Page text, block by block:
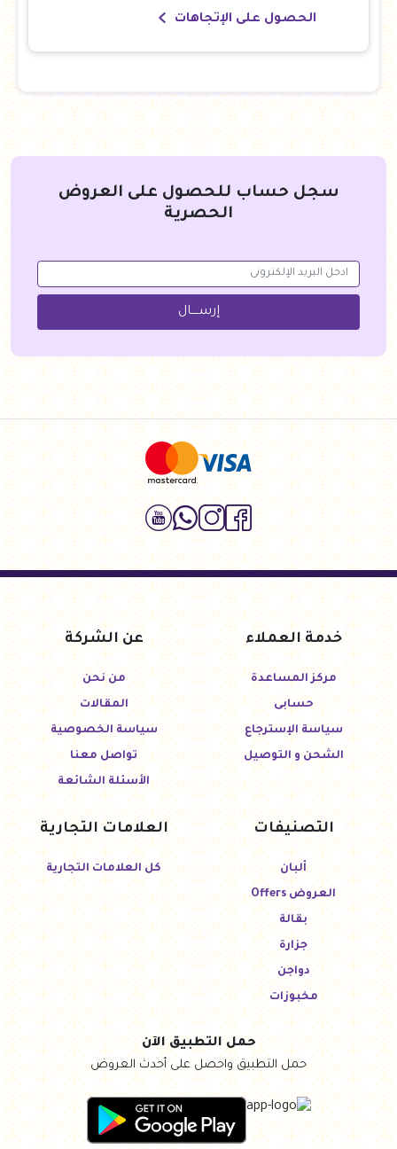
الحصول على الإتجاهات
سجل حساب للحصول على العروض
الحصرية
إرســــال
خدمة العملاء
مركز المساعدة
حسابى
سياسة الإسترجاع
الشحن و التوصيل
عن الشركة
من نحن
المقالات
سياسة الخصوصية
تواصل معنا
الأسئلة الشائعة
التصنيفات
ألبان
العروض Offers
بقالة
جزارة
دواجن
مخبوزات
العلامات التجارية
كل العلامات التجارية
حمل التطبيق الآن
حمل التطبيق واحصل على أحدث العروض